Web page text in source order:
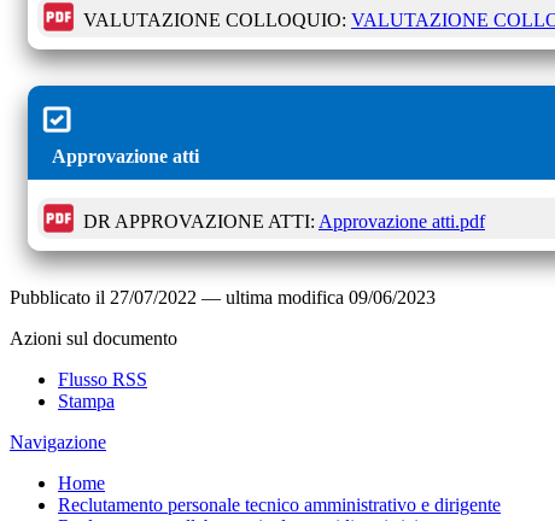
VALUTAZIONE COLLOQUIO: VALUTAZIONE
Approvazione atti
DR APPROVAZIONE ATTI: Approvazione atti.pdf
Pubblicato il 27/07/2022 — ultima modifica 09/06/2023
Azioni sul documento
Flusso RSS
Stampa
Navigazione
Home
Reclutamento personale tecnico amministrativo e dirigente